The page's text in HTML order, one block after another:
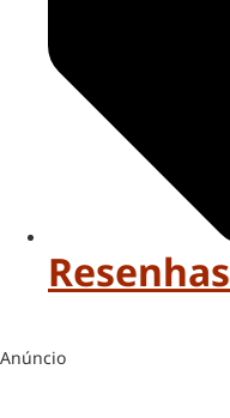
Resenhas
Anúncio